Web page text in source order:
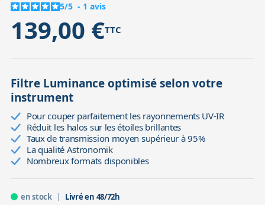
5/5 - 1 avis
139,00 €TTC
Filtre Luminance optimisé selon votre
instrument
Pour couper parfaitement les rayonnements UV-IR
Réduit les halos sur les étoiles brillantes
Taux de transmission moyen supérieur à 95%
La qualité Astronomik
Nombreux formats disponibles
en stock Livré en 48/72h